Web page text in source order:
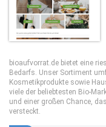
bioaufvorrat.de bietet eine
Bedarfs. Unser Sortiment
Kosmetikprodukte sowie
viele der beliebtesten Bio-
und einer großen Chance,
versteckt.